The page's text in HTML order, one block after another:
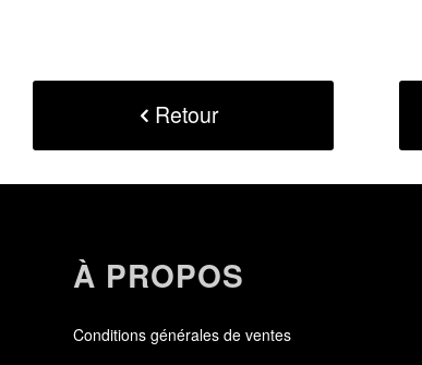
Retour
À PROPOS
Conditions générales de ventes